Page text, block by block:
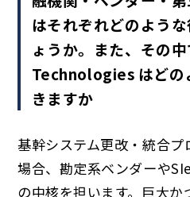
はそれぞれどのよう
ょうか。また、その
Technologies はどの
きますか
基幹システム更改・統合
場合、勘定系ベンダーや
の中核を担います。巨大か